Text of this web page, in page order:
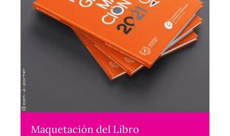
Maquetación del Libro